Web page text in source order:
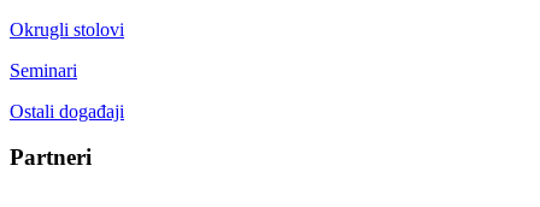
Okrugli stolovi
Seminari
Ostali događaji
Partneri